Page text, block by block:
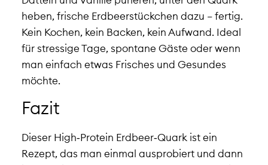
heben, frische Erdbeerstückchen dazu – fertig.
Kein Kochen, kein Backen, kein Aufwand. Ideal
für stressige Tage, spontane Gäste oder wenn
man einfach etwas Frisches und Gesundes
möchte.
Fazit
Dieser High‑Protein Erdbeer‑Quark ist ein
Rezept, das man einmal ausprobiert und dann